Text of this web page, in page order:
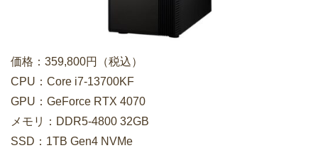
価格：359,800円（税込）
CPU：Core i7-13700KF
GPU：GeForce RTX 4070
メモリ：DDR5-4800 32GB
SSD：1TB Gen4 NVMe